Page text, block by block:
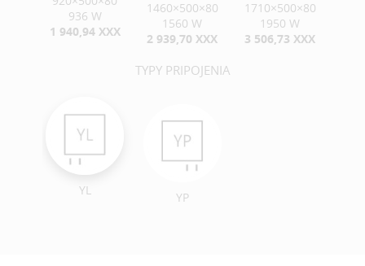
936 W
1 940,94 XXX
1460×500×80
1560 W
2 939,70 XXX
1710×500×80
1950 W
3 506,73 XXX
TYPY PRIPOJENIA
YL YP